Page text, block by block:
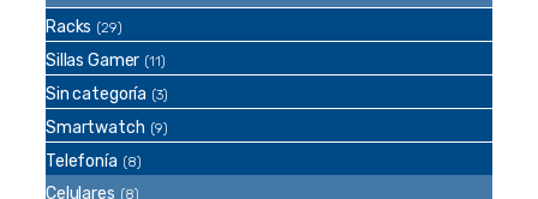
Racks (29)
Sillas Gamer (11)
Sin categoría (3)
Smartwatch (9)
Telefonía (8)
Celulares (8)